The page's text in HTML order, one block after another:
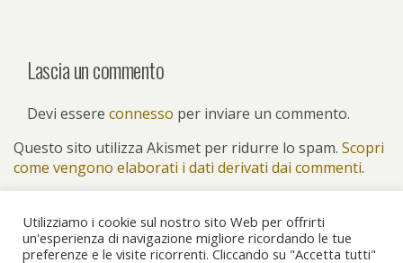
Lascia un commento
Devi essere connesso per inviare un commento.
Questo sito utilizza Akismet per ridurre lo spam. Scopri
come vengono elaborati i dati derivati dai commenti.
Utilizziamo i cookie sul nostro sito Web per offrirti
un'esperienza di navigazione migliore ricordando le tue
preferenze e le visite ricorrenti. Cliccando su "Accetta tutti"